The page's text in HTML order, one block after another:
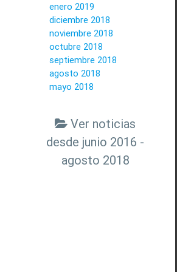
enero 2019
diciembre 2018
noviembre 2018
octubre 2018
septiembre 2018
agosto 2018
mayo 2018
Ver noticias
desde junio 2016 -
agosto 2018